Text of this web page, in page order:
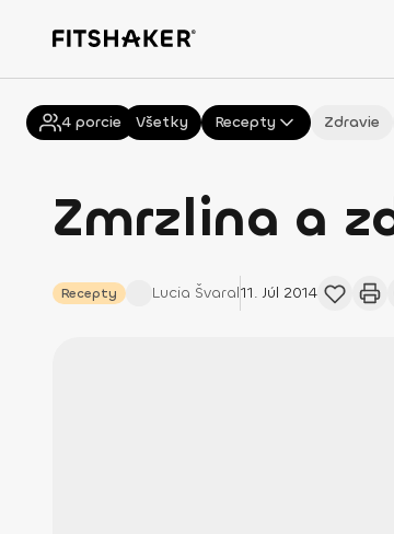
Všetky Recepty Zdravie
Zmrzlina a
Recepty Lucia Švaral11. Júl 2014
4 porcie